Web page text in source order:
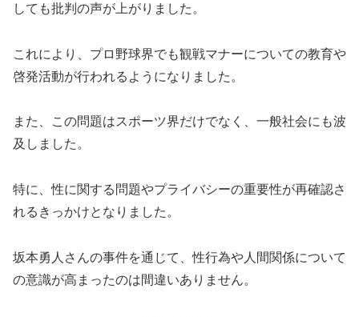
しても批判の声が上がりました。
これにより、プロ野球界でも観戦マナーについての教育や
啓発活動が行われるようになりました。
また、この問題はスポーツ界だけでなく、一般社会にも波
及しました。
特に、性に関する問題やプライバシーの重要性が再確認さ
れるきっかけとなりました。
坂本勇人さんの事件を通じて、性行為や人間関係について
の意識が高まったのは間違いありません。